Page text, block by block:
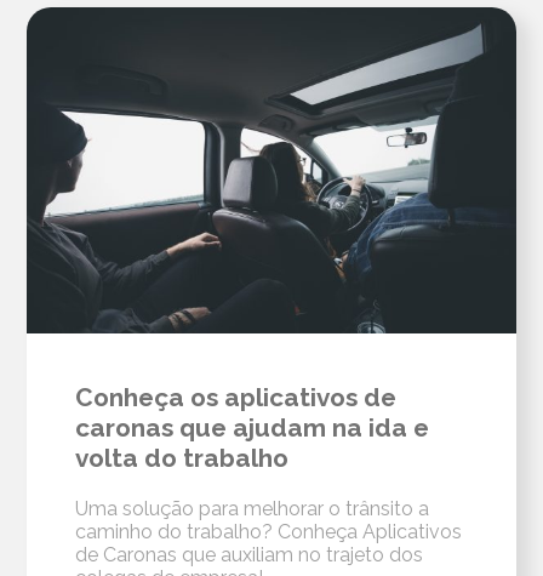
Conheça os aplicativos de
caronas que ajudam na ida e
volta do trabalho
Uma solução para melhorar o trânsito a
caminho do trabalho? Conheça Aplicativos
de Caronas que auxiliam no trajeto dos